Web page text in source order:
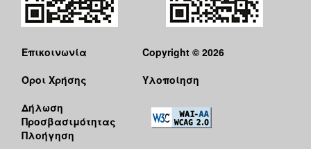
Επικοινωνία
Όροι Χρήσης
Δήλωση
Προσβασιμότητας
Πλοήγηση
Copyright © 2026
Υλοποίηση